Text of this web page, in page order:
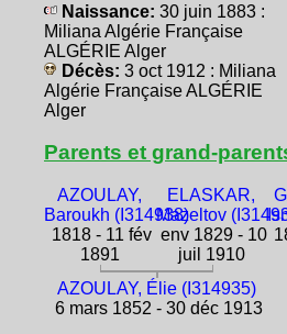
Naissance: 30 juin 1883 :
Miliana Algérie Française
ALGÉRIE Alger
Décès: 3 oct 1912 : Miliana
Algérie Française ALGÉRIE
Alger
Parents et grand-
AZOULAY,
Baroukh (I314938)
1818 - 11 fév
1891
ELASKAR,
Mazeltov
env 1829 - 10
juil 1910
AZOULAY, Élie (I314935)
6 mars 1852 - 30 déc 1913